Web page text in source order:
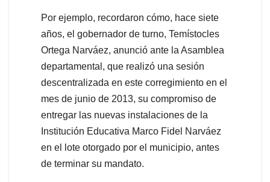
Por ejemplo, recordaron cómo, hace siete
años, el gobernador de turno, Temístocles
Ortega Narváez, anunció ante la Asamblea
departamental, que realizó una sesión
descentralizada en este corregimiento en el
mes de junio de 2013, su compromiso de
entregar las nuevas instalaciones de la
Institución Educativa Marco Fidel Narváez
en el lote otorgado por el municipio, antes
de terminar su mandato.